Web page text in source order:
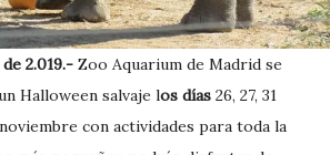
2.019.- Zoo Aquarium de Madrid se
Halloween salvaje los días 26, 27, 31
con actividades para toda la